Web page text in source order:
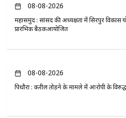
08-08-2026
महासमुंद : सांसद की अध्यक्षता में सिरपुर विकास
प्रारंभिक बैठकआयोजित
08-08-2026
पिथौरा : करील तोड़ने के मामले में आरोपी के